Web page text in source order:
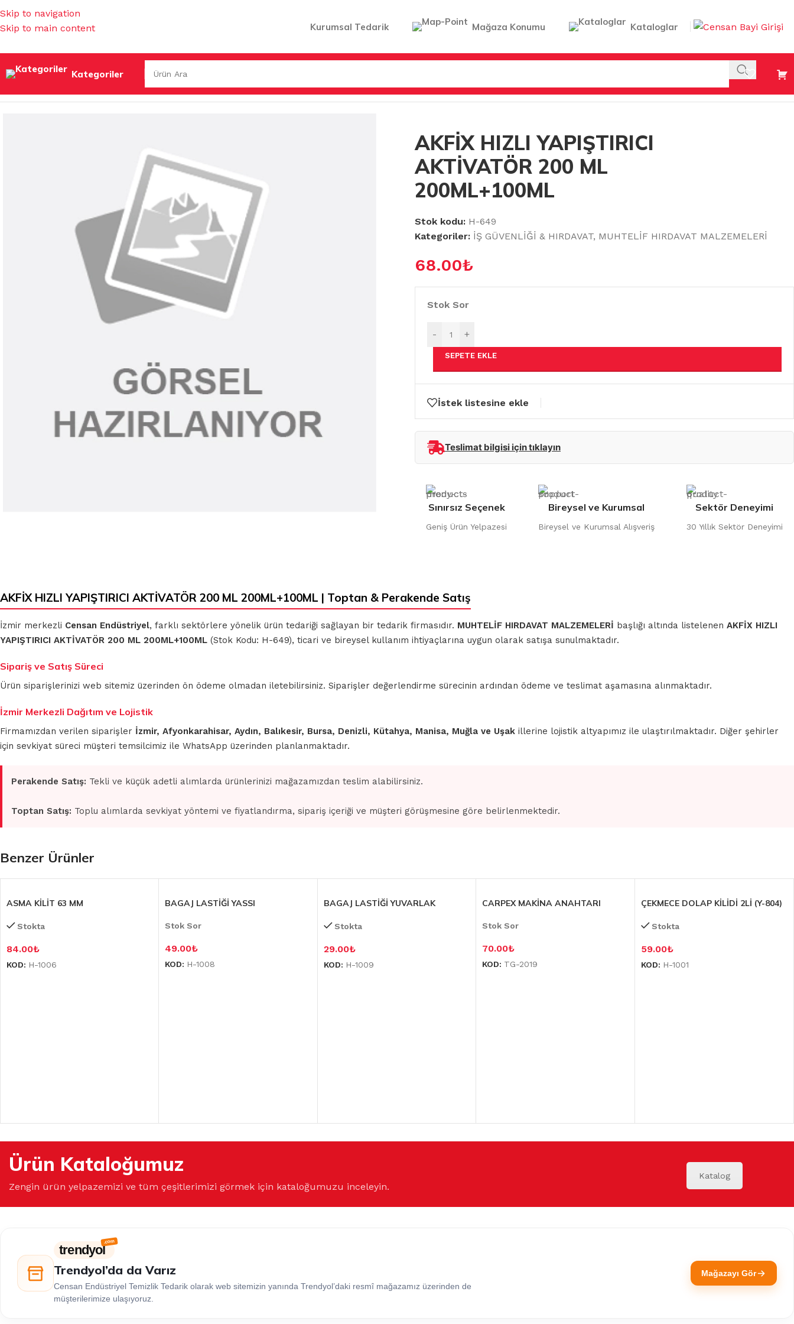
Skip to navigation
Skip to main content
Kurumsal Tedarik Mağaza Konumu Kataloglar
Kategoriler
İŞ GÜVENLİĞİ & HIRDAVAT/MUHTELİF HIRDAVAT MALZEMELERİ/AKFİX HIZLI YAPIŞTIRICI AKTİVATÖR 200 ML 200ML+100ML
AKFİX HIZLI YAPIŞTIRICI
AKTİVATÖR 200 ML
200ML+100ML
Stok kodu: H-649
Kategoriler: İŞ GÜVENLİĞİ & HIRDAVAT, MUHTELİF HIRDAVAT MALZEMELERİ
68.00₺
Stok Sor
- +
SEPETE EKLE
İstek listesine ekle
Teslimat bilgisi için tıklayın
Sınırsız Seçenek
Geniş Ürün Yelpazesi
Bireysel ve Kurumsal
Bireysel ve Kurumsal Alışveriş
Sektör Deneyimi
30 Yıllık Sektör Deneyimi
AKFİX HIZLI YAPIŞTIRICI AKTİVATÖR 200 ML 200ML+100ML | Toptan & Perakende Satış
İzmir merkezli Censan Endüstriyel, farklı sektörlere yönelik ürün tedariği sağlayan bir tedarik firmasıdır. MUHTELİF HIRDAVAT MALZEMELERİ başlığı altında listelenen AKFİX HIZLI
YAPIŞTIRICI AKTİVATÖR 200 ML 200ML+100ML (Stok Kodu: H-649), ticari ve bireysel kullanım ihtiyaçlarına uygun olarak satışa sunulmaktadır.
Sipariş ve Satış Süreci
Ürün siparişlerinizi web sitemiz üzerinden ön ödeme olmadan iletebilirsiniz. Siparişler değerlendirme sürecinin ardından ödeme ve teslimat aşamasına alınmaktadır.
İzmir Merkezli Dağıtım ve Lojistik
Firmamızdan verilen siparişler İzmir, Afyonkarahisar, Aydın, Balıkesir, Bursa, Denizli, Kütahya, Manisa, Muğla ve Uşak illerine lojistik altyapımız ile ulaştırılmaktadır. Diğer şehirler
için sevkiyat süreci müşteri temsilcimiz ile WhatsApp üzerinden planlanmaktadır.
Perakende Satış: Tekli ve küçük adetli alımlarda ürünlerinizi mağazamızdan teslim alabilirsiniz.
Toptan Satış: Toplu alımlarda sevkiyat yöntemi ve fiyatlandırma, sipariş içeriği ve müşteri görüşmesine göre belirlenmektedir.
Benzer Ürünler
ASMA KİLİT 63 MM
Stokta
84.00₺
KOD: H-1006
BAGAJ LASTİĞİ YASSI
Stok Sor
49.00₺
KOD: H-1008
BAGAJ LASTİĞİ YUVARLAK
Stokta
29.00₺
KOD: H-1009
CARPEX MAKİNA ANAHTARI
Stok Sor
70.00₺
KOD: TG-2019
ÇEKMECE DOLAP KİLİDİ 2Lİ (Y-804)
Stokta
59.00₺
KOD: H-1001
Ürün Kataloğumuz
Zengin ürün yelpazemizi ve tüm çeşitlerimizi görmek için kataloğumuzu inceleyin.
Katalog
trendyol
Trendyol’da da Varız
Censan Endüstriyel Temizlik Tedarik olarak web sitemizin yanında Trendyol’daki resmî mağazamız üzerinden de
müşterilerimize ulaşıyoruz.
Mağazayı Gör